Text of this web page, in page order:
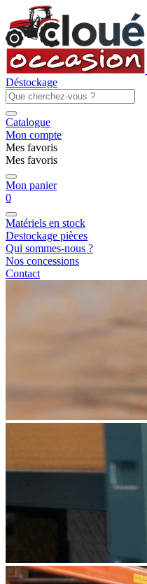
Déstockage
Catalogue
Mon compte
Mes favoris
Mes favoris
Mon panier
0
Matériels en stock
Destockage pièces
Qui sommes-nous ?
Nos concessions
Contact